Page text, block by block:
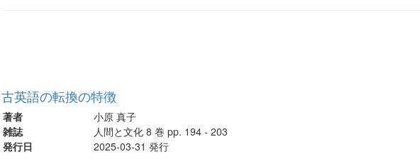
古英語の転換の特徴
著者
小原 真子
雑誌
人間と文化 8 巻 pp. 194 - 203
発行日
2025-03-31 発行